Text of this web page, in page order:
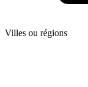
Villes ou régions